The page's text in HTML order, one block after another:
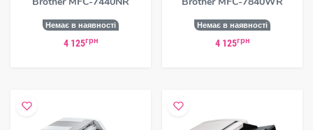
Немає в наявності
4 125грн
Немає в наявності
4 125грн